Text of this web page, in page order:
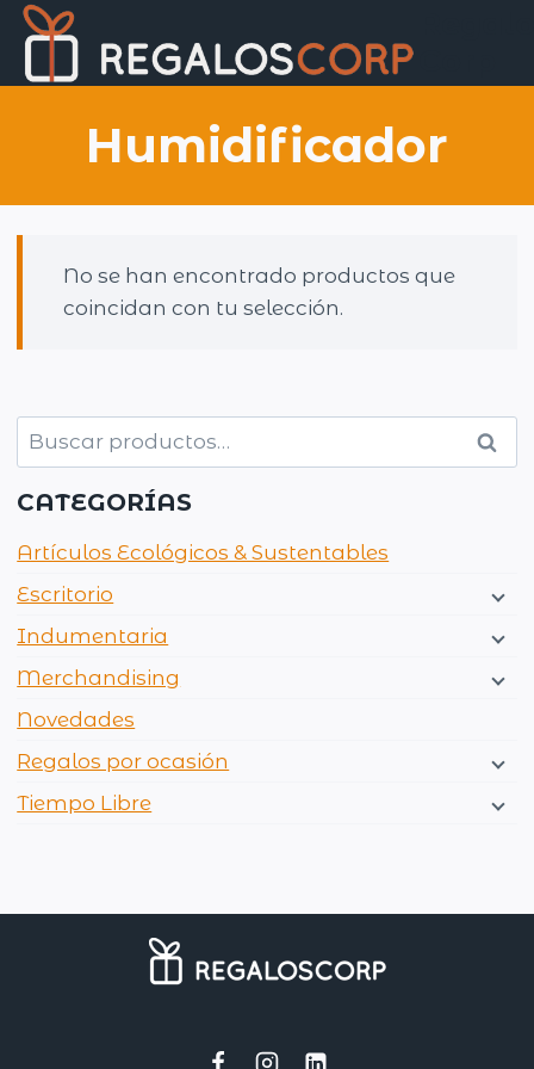
Saltar
contenido
Humidificador
No se han encontrado productos que
coincidan con tu selección.
Buscar
por:
CATEGORÍAS
Artículos Ecológicos & Sustentables
Escritorio
Indumentaria
Merchandising
Novedades
Regalos por ocasión
Tiempo Libre